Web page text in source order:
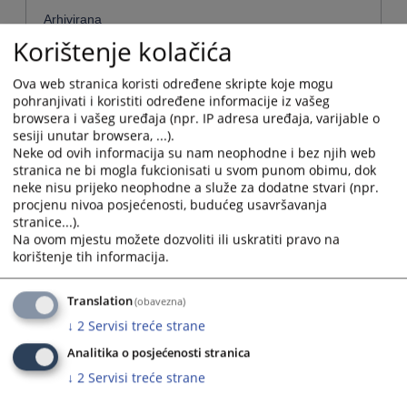
Arhivirana
Ne
Datum od
Navigate
forward
to
interact
with
the
calendar
select
a
date.
Press
the
question
Datum do
Navigate
forward
to
interact
with
the
calendar
and
select
Sortiraj po
Odaberi...
Napredne stavke
Pretraži
Korištenje kolačića
Ova web stranica koristi određene skripte koje mogu
pohranjivati i koristiti određene informacije iz vašeg
browsera i vašeg uređaja (npr. IP adresa uređaja, varijable o
sesiji unutar browsera, ...).
Neke od ovih informacija su nam neophodne i bez njih web
stranica ne bi mogla fukcionisati u svom punom obimu, dok
neke nisu prijeko neophodne a služe za dodatne stvari (npr.
procjenu nivoa posjećenosti, budućeg usavršavanja
stranice...).
Na ovom mjestu možete dozvoliti ili uskratiti pravo na
korištenje tih informacija.
Translation(obavezna)
↓ 2 Servisi treće strane
Analitika o posjećenosti stranica
↓ 2 Servisi treće strane